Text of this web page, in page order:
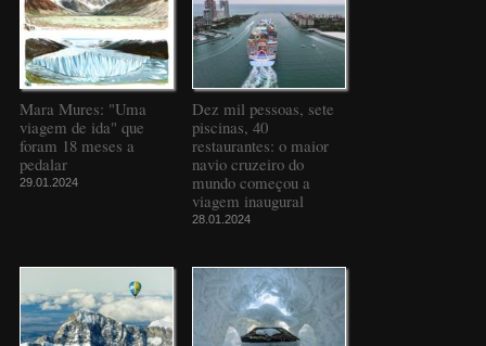
Mara Mures: "Uma
viagem de ida" que
foram 18 meses a
pedalar
29.01.2024
Dez mil pessoas, sete
piscinas, 40
restaurantes: o maior
navio cruzeiro do
mundo começou a
viagem inaugural
28.01.2024